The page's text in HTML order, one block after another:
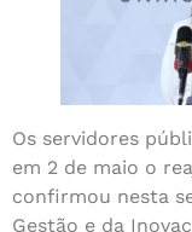
Os servidores
em 2 de maio o
confirmou nesta
Gestão e da